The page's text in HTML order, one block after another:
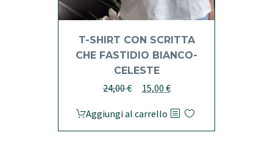
T-SHIRT CON SCRITTA
CHE FASTIDIO BIANCO-
CELESTE
24,00€
Il
originale
era:
15,00 €
attuale
è:
Aggiungi al carrello